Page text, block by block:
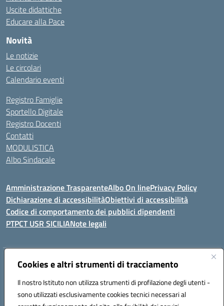
Cookies e altri strumenti di tracciamento
Il nostro Istituto non utilizza strumenti di profilazione degli utenti -
sono utilizzati esclusivamente cookies tecnici necessari al
Uscite didattiche
Educare alla Pace
Novità
Le notizie
Le circolari
Calendario eventi
Registro Famiglie
Sportello Digitale
Registro Docenti
Contatti
MODULISTICA
Albo Sindacale
Amministrazione TrasparenteAlbo On linePrivacy Policy
Dichiarazione di accessibilitàObiettivi di accessibilità
Codice di comportamento dei pubblici dipendenti
PTPCT USR SICILIANote legali
Indirizzo:Via Enrico Fermi, 4 - Cefalù
Posta elettronica certificata (PEC):PAIC8AJ008@pec.istruzione.it
Codice fiscale: 82000590826